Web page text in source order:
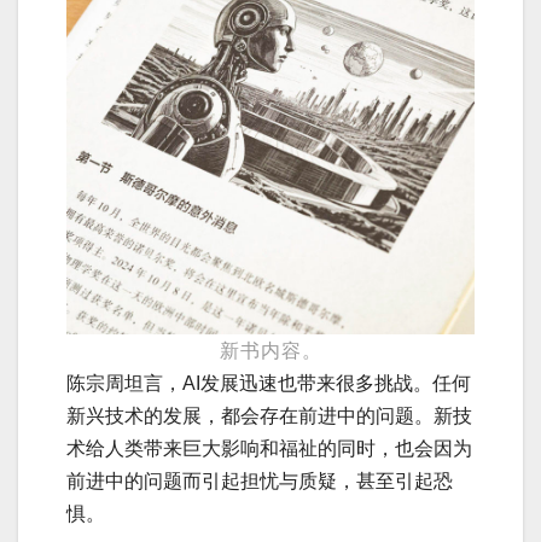
新书内容。
陈宗周坦言，AI发展迅速也带来很多挑战。任何
新兴技术的发展，都会存在前进中的问题。新技
术给人类带来巨大影响和福祉的同时，也会因为
前进中的问题而引起担忧与质疑，甚至引起恐
惧。